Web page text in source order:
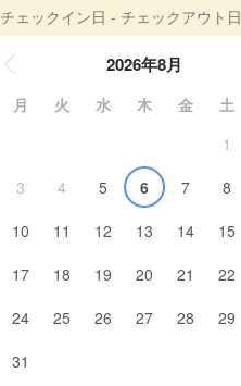
チェックイン日 - チェックアウト日
2026年8月
月 火 水 木 金 土
1
3
4 5 6 7 8
10
11 12 13 14 15
17
18 19 20 21 22
24
25 26 27 28 29
31